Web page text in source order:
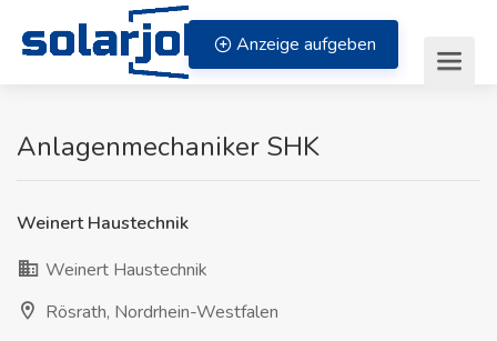
Zum Inhalt springen
Anzeige aufgeben
Anlagenmechaniker SHK
Weinert Haustechnik
Weinert Haustechnik
Rösrath, Nordrhein-Westfalen